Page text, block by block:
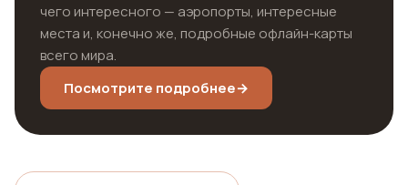
чего интересного — аэропорты, интересные
места и, конечно же, подробные офлайн-карты
всего мира.
Посмотрите подробнее→